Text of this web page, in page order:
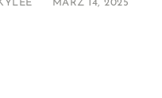
MÄRZ 14, 2025